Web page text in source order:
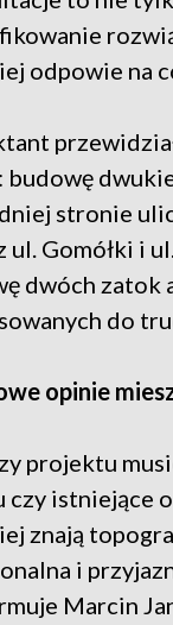
odpowie na
budowę
stronie
ul. Gomółki i
dwóch zatok
do
opinie
projektu
czy istniejące
znają
i
Marcin